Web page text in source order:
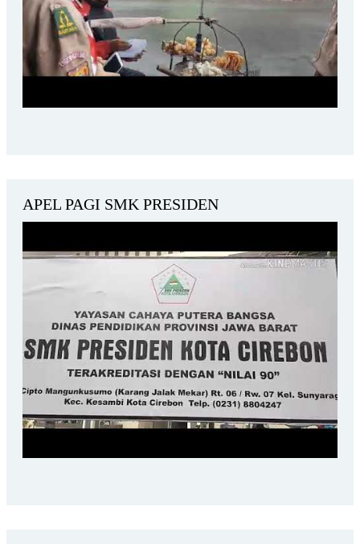
APEL PAGI SMK PRESIDEN